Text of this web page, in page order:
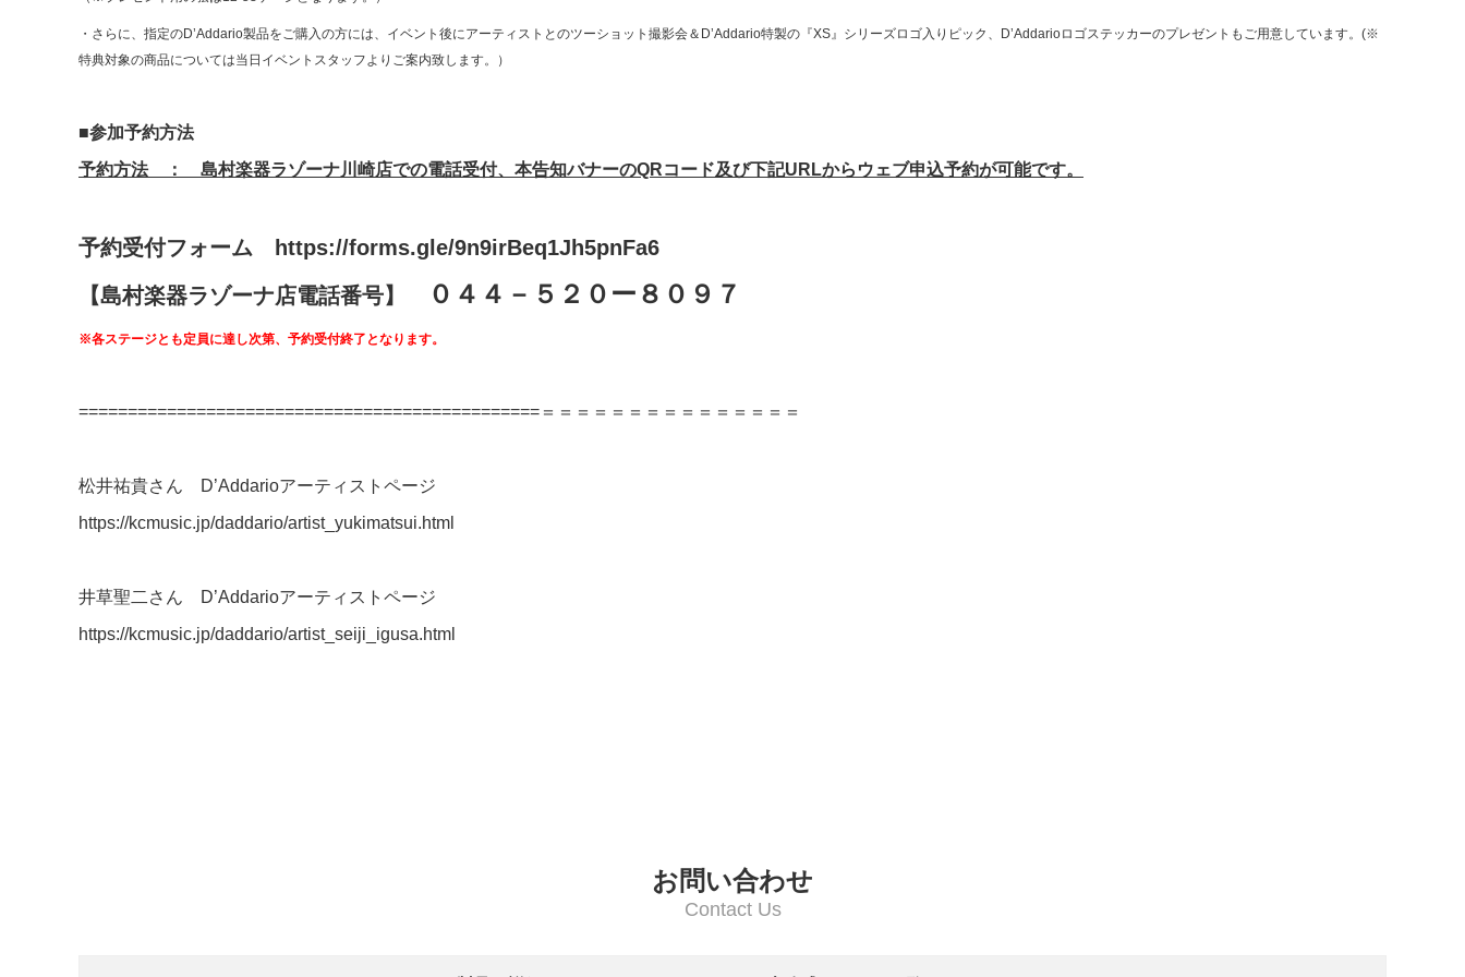
・さらに、指定のD’Addario製品をご購入の方には、イベント後にアーティストとのツーショット撮影会＆D’Addario特製の『XS』シリーズロゴ入りピック、D’Addarioロゴステッカーのプレゼントもご用意しています。(※
特典対象の商品については当日イベントスタッフよりご案内致します。）
■参加予約方法
予約方法 ： 島村楽器ラゾーナ川崎店での電話受付、本告知バナーのQRコード及び下記URLからウェブ申込予約が可能です。
予約受付フォーム
https://forms.gle/9n9irBeq1Jh5pnFa6
【島村楽器ラゾーナ店電話番号】
０４４－５２０ー８０９７
※各ステージとも定員に達し次第、予約受付終了となります。
===============================================＝＝＝＝＝＝＝＝＝＝＝＝＝＝＝
松井祐貴さん D’Addarioアーティストページ
https://kcmusic.jp/daddario/artist_yukimatsui.html
井草聖二さん D’Addarioアーティストページ
https://kcmusic.jp/daddario/artist_seiji_igusa.html
お問い合わせ
Contact Us